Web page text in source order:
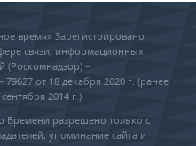
время» Зарегистрировано
связи, информационных
(Роскомнадзор) –
от 18 декабря 2020 г. (ранее
2014 г.)
Времени разрешено только с
упоминание сайта и